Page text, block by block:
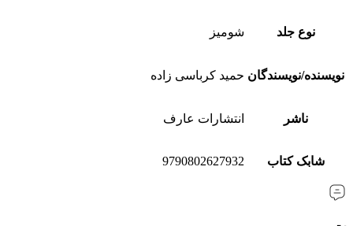
نوع جلد شومیز
نویسنده/نویسندگان حمید کرباسی زاده
ناشر انتشارات عارف
شابک کتاب 9790802627932